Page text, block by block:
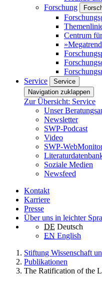
Forschung
Centrum
Service
Service
Navigation zuklappen
Zur Übersicht: Service
Unser
Newsletter
SWP-Podcast
Video
SWP-
Soziale Medien
Newsfeed
Kontakt
Karriere
Presse
Über uns in leichter
DE Deutsch
EN English
Stiftung Wissenschaft
Publikationen
The Ratification of the